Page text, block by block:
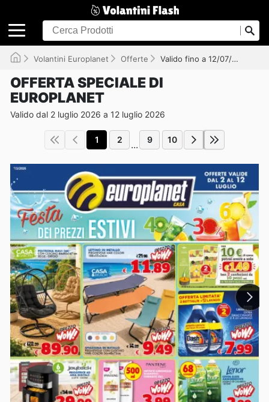
Volantini Europlanet Offerte Valido fino a 12/07/2026
OFFERTA SPECIALE DI
EUROPLANET
Valido dal 2 luglio 2026 a 12 luglio 2026
1 2 ... 9 10